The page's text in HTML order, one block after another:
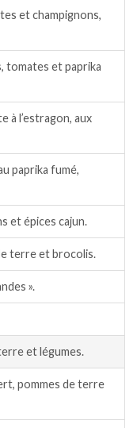
et champignons,
tomates et paprika
à l’estragon, aux
paprika fumé,
et épices cajun.
terre et brocolis.
».
et légumes.
pommes de terre